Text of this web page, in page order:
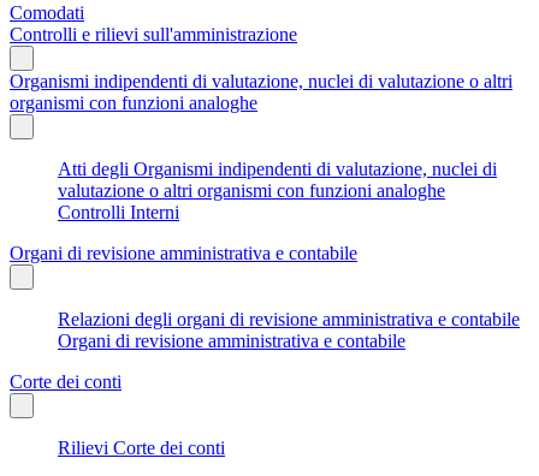
Comodati
Controlli e rilievi sull'amministrazione
Organismi indipendenti di valutazione, nuclei di valutazione o altri
organismi con funzioni analoghe
Atti degli Organismi indipendenti di valutazione, nuclei di
valutazione o altri organismi con funzioni analoghe
Controlli Interni
Organi di revisione amministrativa e contabile
Relazioni degli organi di revisione amministrativa e contabile
Organi di revisione amministrativa e contabile
Corte dei conti
Rilievi Corte dei conti